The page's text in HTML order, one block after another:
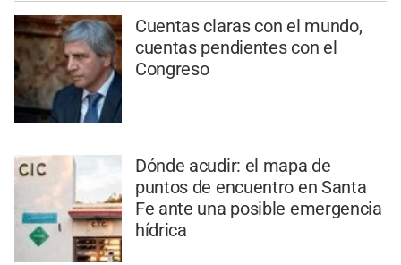
Cuentas claras con el mundo,
cuentas pendientes con el
Congreso
Dónde acudir: el mapa de
puntos de encuentro en Santa
Fe ante una posible emergencia
hídrica